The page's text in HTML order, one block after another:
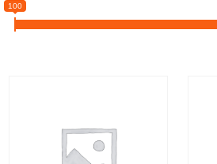
100